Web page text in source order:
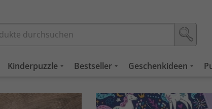
Kinderpuzzle Bestseller Geschenkideen